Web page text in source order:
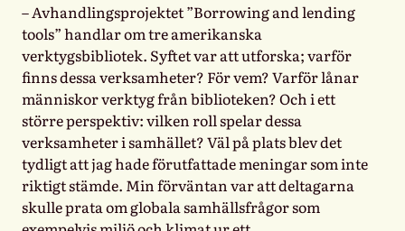
– Avhandlingsprojektet ”Borrowing and lending
tools” handlar om tre amerikanska
verktygsbibliotek. Syftet var att utforska; varför
finns dessa verksamheter? För vem? Varför lånar
människor verktyg från biblioteken? Och i ett
större perspektiv: vilken roll spelar dessa
verksamheter i samhället? Väl på plats blev det
tydligt att jag hade förutfattade meningar som inte
riktigt stämde. Min förväntan var att deltagarna
skulle prata om globala samhällsfrågor som